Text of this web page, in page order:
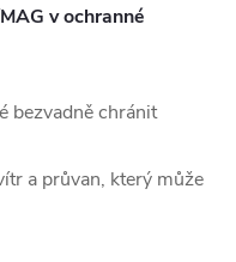
v ochranné
bezvadně chránit
a průvan, který může